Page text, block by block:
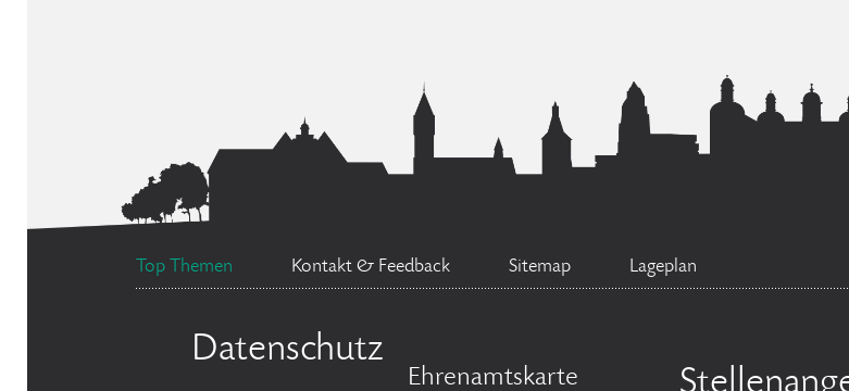
Top Themen Kontakt & Feedback Sitemap Lageplan
Datenschutz
Ehrenamtskarte